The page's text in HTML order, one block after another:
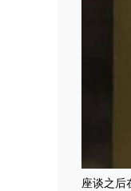
座谈之后